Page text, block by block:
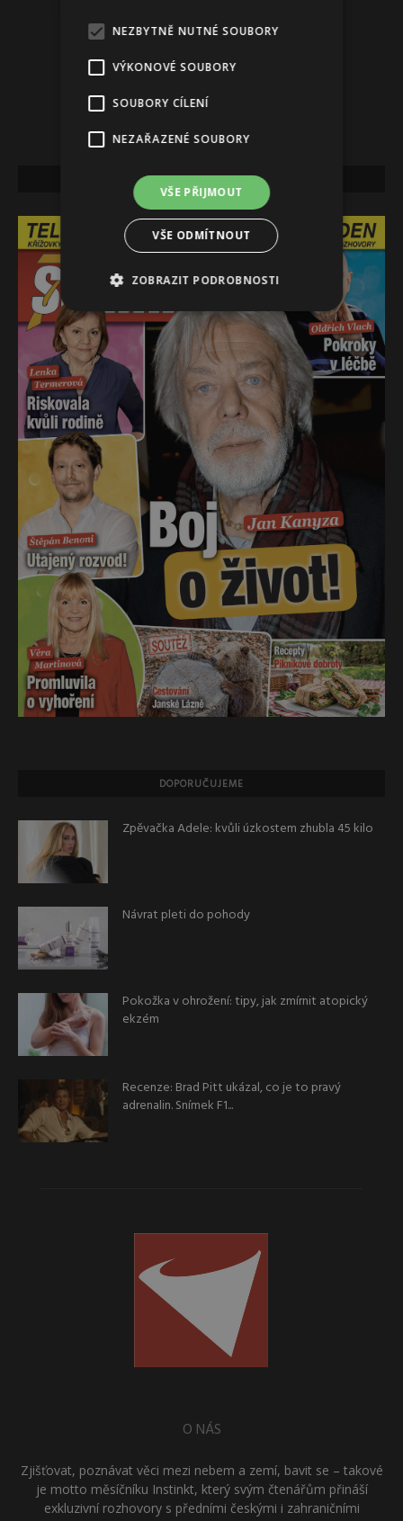
NEJNOVĚJŠÍ VYDÁNÍ
DOPORUČUJEME
Zpěvačka Adele: kvůli úzkostem zhubla 45 kilo
Návrat pleti do pohody
Pokožka v ohrožení: tipy, jak zmírnit atopický
ekzém
Recenze: Brad Pitt ukázal, co je to pravý
adrenalin. Snímek F1...
O NÁS
Zjišťovat, poznávat věci mezi nebem a zemí, bavit se – takové
je motto měsíčníku Instinkt, který svým čtenářům přináší
exkluzivní rozhovory s předními českými i zahraničními
NEZBYTNĚ NUTNÉ SOUBORY
VÝKONOVÉ SOUBORY
SOUBORY CÍLENÍ
NEZAŘAZENÉ SOUBORY
VŠE PŘIJMOUT
VŠE ODMÍTNOUT
ZOBRAZIT PODROBNOSTI